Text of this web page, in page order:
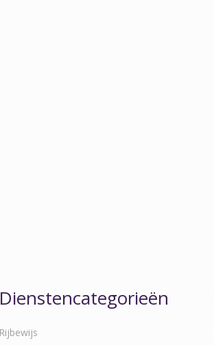
Dienstencategorieën
Rijbewijs